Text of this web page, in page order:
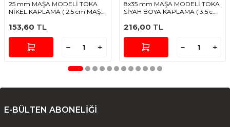
25 mm MAŞA MODELİ TOKA
NİKEL KAPLAMA ( 2.5 cm MAŞA
153,60 TL
8x35 mm MAŞA MODELİ TOKA
SİYAH BOYA KAPLAMA ( 3.5 cm
216,00 TL
E-BÜLTEN ABONELİĞİ